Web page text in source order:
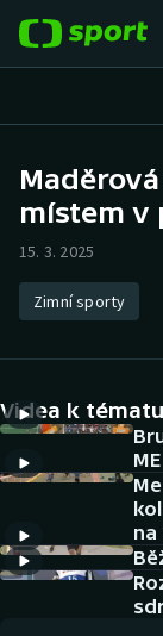
Hokej
Atletika
DALŠÍ SPORTY
Americký
Baseball a
Soutěže
Historické
místem v
15. 3. 2025
Zimní sporty
Videa k tématu
ME
na